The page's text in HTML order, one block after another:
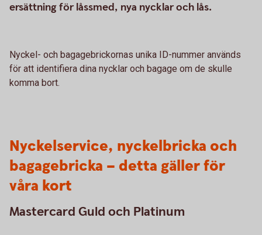
ersättning för låssmed, nya nycklar och lås.
Nyckel- och bagagebrickornas unika ID-nummer används
för att identifiera dina nycklar och bagage om de skulle
komma bort.
Nyckelservice, nyckelbricka och
bagagebricka – detta gäller för
våra kort
Mastercard Guld och Platinum